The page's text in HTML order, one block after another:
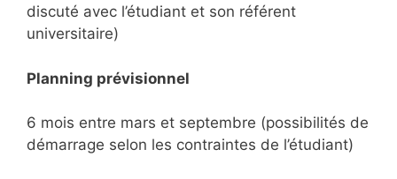
discuté avec l’étudiant et son référent
universitaire)
Planning prévisionnel
6 mois entre mars et septembre (possibilités de
démarrage selon les contraintes de l’étudiant)